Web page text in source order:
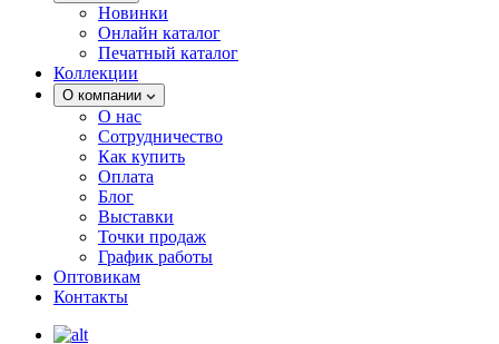
Новинки
Онлайн каталог
Печатный каталог
Коллекции
О компании
О нас
Сотрудничество
Как купить
Оплата
Блог
Выставки
Точки продаж
График работы
Оптовикам
Контакты